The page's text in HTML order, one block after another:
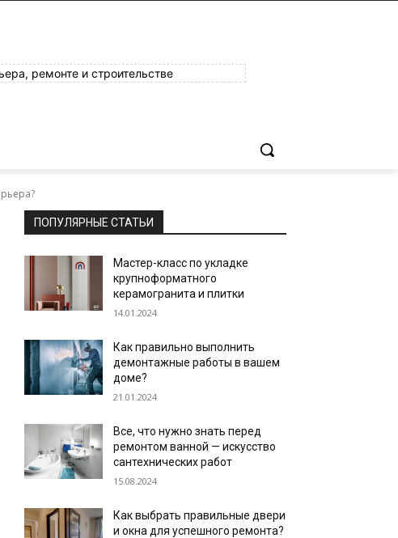
ремонте и строительстве
ПОПУЛЯРНЫЕ СТАТЬИ
Мастер-класс по укладке
крупноформатного
керамогранита и плитки
14.01.2024
Как правильно выполнить
демонтажные работы в вашем
доме?
21.01.2024
Все, что нужно знать перед
ремонтом ванной — искусство
сантехнических работ
15.08.2024
Как выбрать правильные двери
и окна для успешного ремонта?